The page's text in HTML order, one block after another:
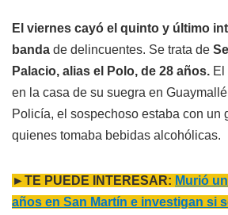
El viernes cayó el quinto y último
banda de delincuentes. Se trata de
Palacio, alias el Polo, de 28 años. El
en la casa de su suegra en
Policía, el sospechoso estaba con un
quienes tomaba bebidas alcohólicas.
►TE PUEDE INTERESAR: Murió
años en San Martín e investigan si